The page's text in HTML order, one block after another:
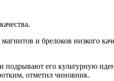
и брелоков низкого
его культурную
отметил чиновник.